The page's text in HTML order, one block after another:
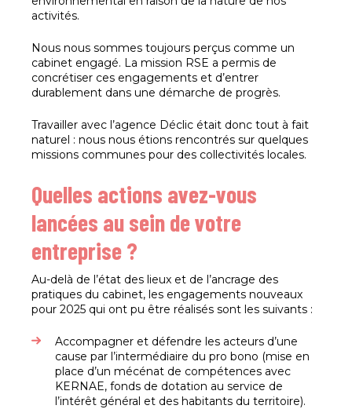
activités.
Nous nous sommes toujours perçus comme un
cabinet engagé. La mission RSE a permis de
concrétiser ces engagements et d’entrer
durablement dans une démarche de progrès.
Travailler avec l’agence Déclic était donc tout à fait
naturel : nous nous étions rencontrés sur quelques
missions communes pour des collectivités locales.
Quelles actions avez-vous
lancées au sein de votre
entreprise ?
Au-delà de l’état des lieux et de l’ancrage des
pratiques du cabinet, les engagements nouveaux
pour 2025 qui ont pu être réalisés sont les suivants :
Accompagner et défendre les acteurs d’une
cause par l’intermédiaire du pro bono (mise en
place d’un mécénat de compétences avec
KERNAE, fonds de dotation au service de
l’intérêt général et des habitants du territoire).